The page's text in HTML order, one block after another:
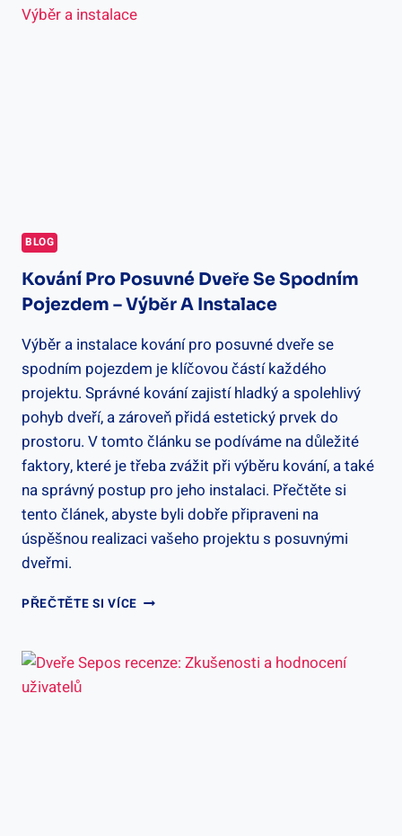
ZKUŠENOSTI
BLOG
Kování Pro Posuvné Dveře Se Spodním
Pojezdem – Výběr A Instalace
Výběr a instalace kování pro posuvné dveře se
spodním pojezdem je klíčovou částí každého
projektu. Správné kování zajistí hladký a spolehlivý
pohyb dveří, a zároveň přidá estetický prvek do
prostoru. V tomto článku se podíváme na důležité
faktory, které je třeba zvážit při výběru kování, a také
na správný postup pro jeho instalaci. Přečtěte si
tento článek, abyste byli dobře připraveni na
úspěšnou realizaci vašeho projektu s posuvnými
dveřmi.
PŘEČTĚTE SI VÍCEKOVÁNÍ
DVEŘE
SE